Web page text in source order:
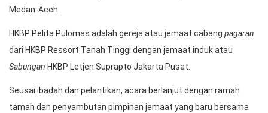
Medan-Aceh.
HKBP Pelita Pulomas adalah gereja atau jemaat cabang pagaran
dari HKBP Ressort Tanah Tinggi dengan jemaat induk atau
Sabungan HKBP Letjen Suprapto Jakarta Pusat.
Seusai ibadah dan pelantikan, acara berlanjut dengan ramah
tamah dan penyambutan pimpinan jemaat yang baru bersama